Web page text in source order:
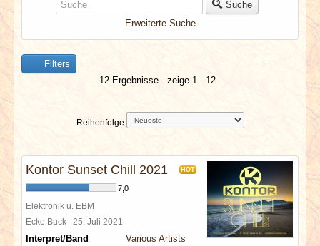
NEUESTE ARTIKEL
NEWS & DATES
BERICHTE
SPECIALS
REDAKTION
Suche
Erweiterte Suche
Filters
12 Ergebnisse - zeige 1 - 12
Reihenfolge
Kontor Sunset Chill 2021 HOT
7,0
Elektronik u. EBM
Ecke Buck 25. Juli 2021
Interpret/Band
Various Artists